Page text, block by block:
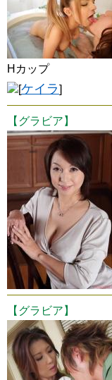
Hカップ
ケイラ
【グラビア】
【グラビア】